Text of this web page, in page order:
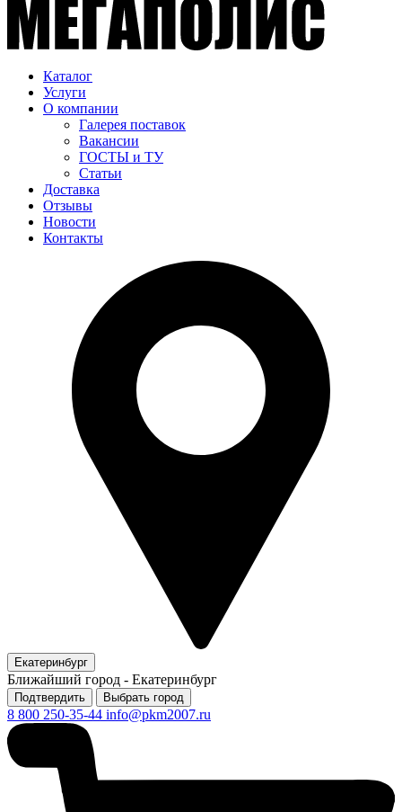
Каталог
Услуги
О компании
Галерея поставок
Вакансии
ГОСТЫ и ТУ
Статьи
Доставка
Отзывы
Новости
Контакты
Екатеринбург
Ближайший город - Екатеринбург
Подтвердить Выбрать город
8 800 250-35-44 info@pkm2007.ru